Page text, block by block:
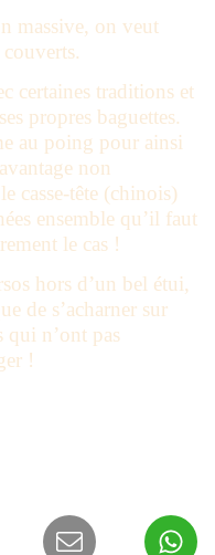
massive, on veut
certaines traditions et
propres baguettes.
au poing pour ainsi
non
casse-tête (chinois)
ensemble qu’il faut
le cas !
hors d’un bel étui,
de s’acharner sur
qui n’ont pas
!